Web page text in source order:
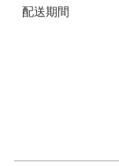
配送期間